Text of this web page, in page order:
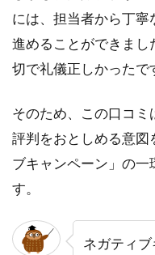
には、担当者から丁
進めることができま
切で礼儀正しかったで
そのため、この口コ
評判をおとしめる意図
ブキャンペーン」の一
す。
ネガティ